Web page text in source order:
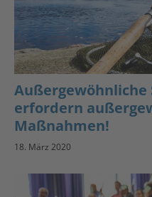
erfordern
Maßnahmen!
18. März 2020